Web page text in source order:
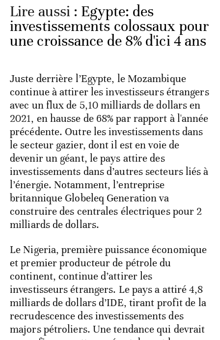
Lire aussi : Egypte: des
investissements colossaux pour
une croissance de 8% d'ici 4 ans
Juste derrière l’Egypte, le Mozambique
continue à attirer les investisseurs étrangers
avec un flux de 5,10 milliards de dollars en
2021, en hausse de 68% par rapport à l'année
précédente. Outre les investissements dans
le secteur gazier, dont il est en voie de
devenir un géant, le pays attire des
investissements dans d’autres secteurs liés à
l’énergie. Notamment, l’entreprise
britannique Globeleq Generation va
construire des centrales électriques pour 2
milliards de dollars.
Le Nigeria, première puissance économique
et premier producteur de pétrole du
continent, continue d’attirer les
investisseurs étrangers. Le pays a attiré 4,8
milliards de dollars d’IDE, tirant profit de la
recrudescence des investissements des
majors pétroliers. Une tendance qui devrait